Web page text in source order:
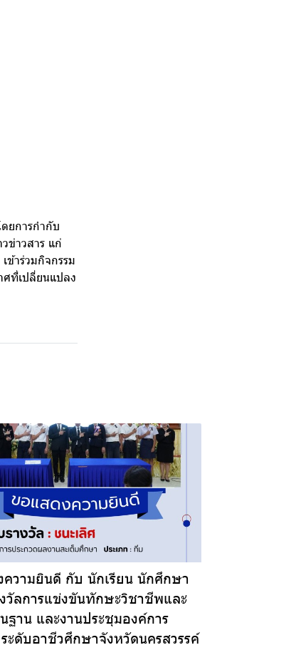
ยการกำกับ
ข่าวสาร แก่
ข้าร่วมกิจกรรม
ศที่เปลี่ยนแปลง
วามยินดี กับ นักเรียน นักศึกษา
วัลการแข่งขันทักษะวิชาชีพและ
าน และงานประชุมองค์การ
ะดับอาชีวศึกษาจังหวัดนครสวรรค์